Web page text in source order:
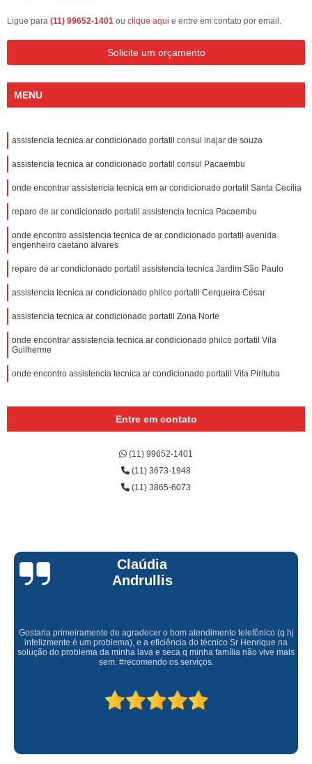
Ligue para (11) 99652-1401 ou clique aqui e entre em contato por email.
Solicite um orçamento
MENU
assistencia tecnica ar condicionado portatil consul inajar de souza
assistencia tecnica ar condicionado portatil consul Pacaembu
onde encontrar assistencia tecnica em ar condicionado portatil Santa Cecília
reparo de ar condicionado portatil assistencia tecnica Pacaembu
onde encontro assistencia tecnica de ar condicionado portatil avenida
engenheiro caetano alvares
reparo de ar condicionado portatil assistencia tecnica Jardim São Paulo
assistencia tecnica ar condicionado philco portatil Cerqueira César
assistencia tecnica ar condicionado portatil Zona Norte
onde encontrar assistencia tecnica ar condicionado philco portatil Vila
Guilherme
onde encontro assistencia tecnica ar condicionado portatil Vila Pirituba
Entre em contato
(11) 99652-1401
(11) 3673-1948
(11) 3865-6073
Claúdia
Andrullis
Gostaria primeiramente de agradecer o bom atendimento telefônico (q hj
infelizmente é um problema), e a eficiência do técnico Sr Henrique na
solução do problema da minha lava e seca q minha família não vive mais
sem. #recomendo os serviços.